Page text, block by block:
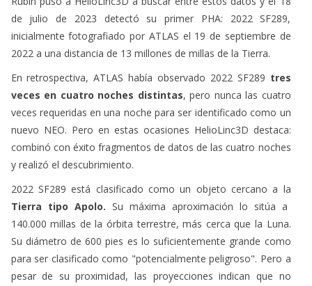
de julio de 2023 detectó su primer PHA: 2022 SF289,
inicialmente fotografiado por ATLAS el 19 de septiembre de
2022 a una distancia de 13 millones de millas de la Tierra.
En retrospectiva, ATLAS había observado 2022 SF289 tres
veces en cuatro noches distintas, pero nunca las cuatro
veces requeridas en una noche para ser identificado como un
nuevo NEO. Pero en estas ocasiones HelioLinc3D destaca:
combinó con éxito fragmentos de datos de las cuatro noches
y realizó el descubrimiento.
2022 SF289 está clasificado como un objeto cercano a la
Tierra tipo Apolo. Su máxima aproximación lo sitúa a
140.000 millas de la órbita terrestre, más cerca que la Luna.
Su diámetro de 600 pies es lo suficientemente grande como
para ser clasificado como "potencialmente peligroso". Pero a
pesar de su proximidad, las proyecciones indican que no